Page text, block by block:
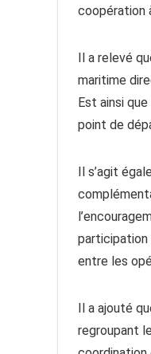
coopération
Il a relevé
maritime
Est ainsi
point de
Il s’agit
participation
entre les
Il a ajouté
regroupant